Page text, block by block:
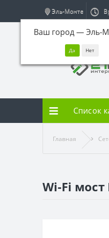
Эль-Монте
Ваш город —Эль-
Список
Главная
Wi-Fi